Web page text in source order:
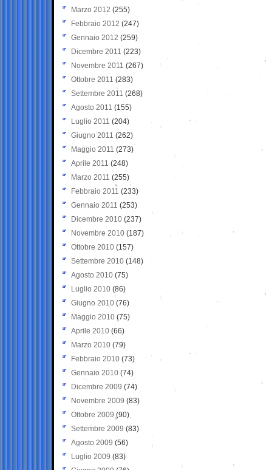
Marzo 2012 (255)
Febbraio 2012 (247)
Gennaio 2012 (259)
Dicembre 2011 (223)
Novembre 2011 (267)
Ottobre 2011 (283)
Settembre 2011 (268)
Agosto 2011 (155)
Luglio 2011 (204)
Giugno 2011 (262)
Maggio 2011 (273)
Aprile 2011 (248)
Marzo 2011 (255)
Febbraio 2011 (233)
Gennaio 2011 (253)
Dicembre 2010 (237)
Novembre 2010 (187)
Ottobre 2010 (157)
Settembre 2010 (148)
Agosto 2010 (75)
Luglio 2010 (86)
Giugno 2010 (76)
Maggio 2010 (75)
Aprile 2010 (66)
Marzo 2010 (79)
Febbraio 2010 (73)
Gennaio 2010 (74)
Dicembre 2009 (74)
Novembre 2009 (83)
Ottobre 2009 (90)
Settembre 2009 (83)
Agosto 2009 (56)
Luglio 2009 (83)